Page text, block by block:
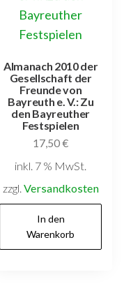
Almanach 2010 der
Gesellschaft der
Freunde von
Bayreuth e. V.: Zu
den Bayreuther
Festspielen
17,50€
inkl. 7 % MwSt.
zzgl. Versandkosten
In den
Warenkorb